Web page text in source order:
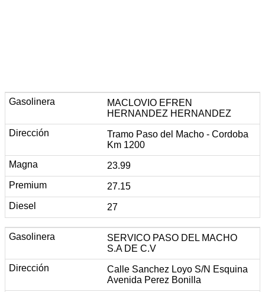
MACLOVIO EFREN
HERNANDEZ HERNANDEZ
Tramo Paso del Macho - Cordoba
Km 1200
23.99
27.15
27
SERVICO PASO DEL MACHO
S.A DE C.V
Calle Sanchez Loyo S/N Esquina
Avenida Perez Bonilla